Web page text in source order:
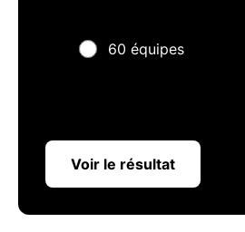
60 équipes
Voir le résultat